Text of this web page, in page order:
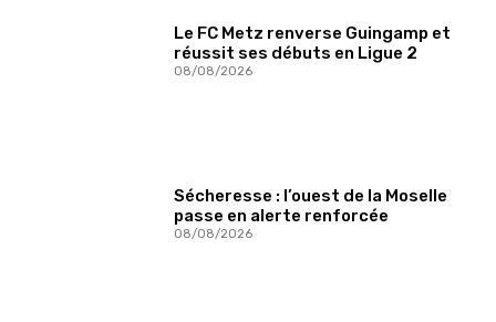
Le FC Metz renverse Guingamp et
réussit ses débuts en Ligue 2
08/08/2026
Sécheresse : l’ouest de la Moselle
passe en alerte renforcée
08/08/2026